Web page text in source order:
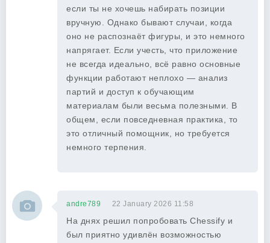
если ты не хочешь набирать позиции
вручную. Однако бывают случаи, когда
оно не распознаёт фигуры, и это немного
напрягает. Если учесть, что приложение
не всегда идеально, всё равно основные
функции работают неплохо — анализ
партий и доступ к обучающим
материалам были весьма полезными. В
общем, если повседневная практика, то
это отличный помощник, но требуется
немного терпения.
andre789 22 January 2026 11:58
На днях решил попробовать Chessify и
был приятно удивлён возможностью